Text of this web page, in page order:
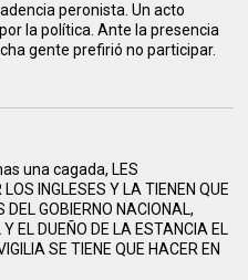
peronista. Un acto
la política. Ante la presencia
gente prefirió no participar.
una cagada, LES
INGLESES Y LA TIENEN QUE
DEL GOBIERNO NACIONAL,
EL DUEÑO DE LA ESTANCIA EL
SE TIENE QUE HACER EN